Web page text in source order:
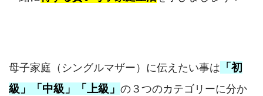
母子家庭（シングルマザー）に伝えたい事は 「初
級」「中級」「上級」 の３つのカテゴリーに分か